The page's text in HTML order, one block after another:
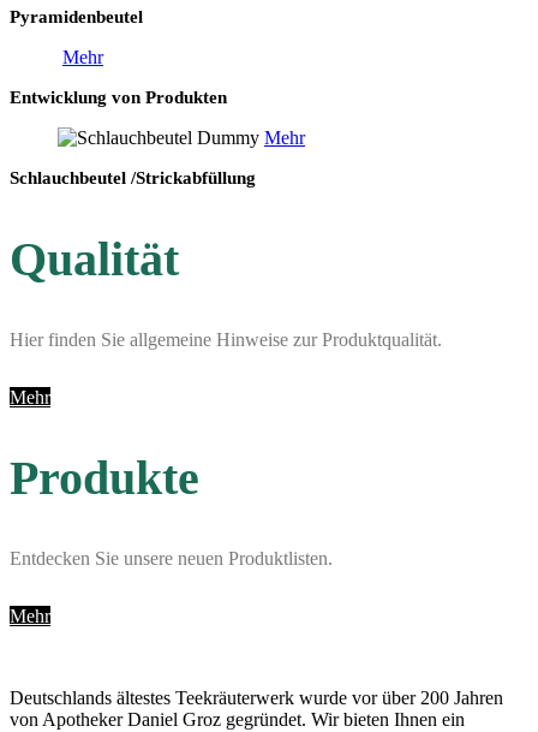
Pyramidenbeutel
Mehr
Entwicklung von Produkten
Mehr
Schlauchbeutel /Strickabfüllung
Qualität
Hier finden Sie allgemeine Hinweise zur Produktqualität.
Mehr
Produkte
Entdecken Sie unsere neuen Produktlisten.
Mehr
Deutschlands ältestes Teekräuterwerk wurde vor über 200 Jahren
von Apotheker Daniel Groz gegründet. Wir bieten Ihnen ein